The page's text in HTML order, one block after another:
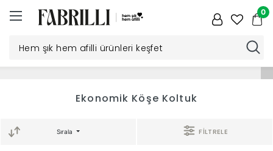
0
Ekonomik Köşe Koltuk
Sırala FİLTRELE